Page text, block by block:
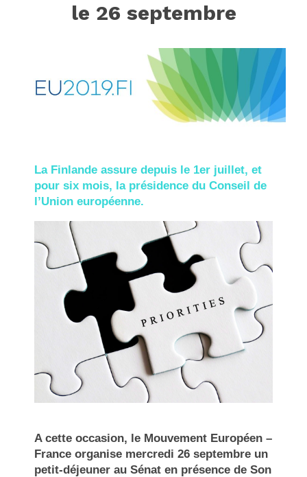
le 26 septembre
La Finlande assure depuis le 1er juillet, et
pour six mois, la présidence du Conseil de
l’Union européenne.
A cette occasion, le Mouvement Européen –
France organise mercredi 26 septembre un
petit-déjeuner au Sénat en présence de Son